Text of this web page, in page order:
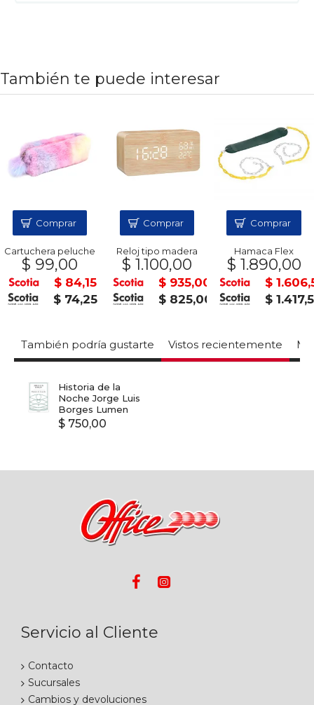
También te puede interesar
Cartuchera peluche
$ 99,00
$ 84,15
$ 74,25
Comprar
Reloj tipo madera
$ 1.100,00
$ 935,00
$ 825,00
Comprar
Hamaca Flex
$ 1.890,00
$
$
Comprar
También podría gustarte Vistos recientemente
Historia de la
Noche Jorge Luis
Borges Lumen
$ 750,00
Servicio al Cliente
Contacto
Sucursales
Cambios y devoluciones